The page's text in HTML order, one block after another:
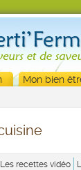
Mon bien
Les recettes vidéo